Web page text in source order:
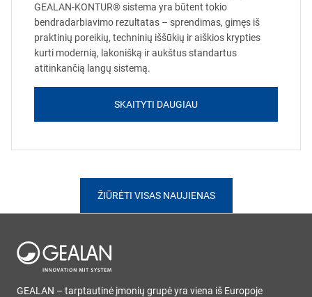
GEALAN-KONTUR® sistema yra būtent tokio
bendradarbiavimo rezultatas – sprendimas, gimęs iš
praktinių poreikių, techninių iššūkių ir aiškios krypties
kurti modernią, lakonišką ir aukštus standartus
atitinkančią langų sistemą.
SKAITYTI DAUGIAU
ŽIŪRĖTI VISAS NAUJIENAS
GEALAN – tarptautinė įmonių grupė yra viena iš Europoje